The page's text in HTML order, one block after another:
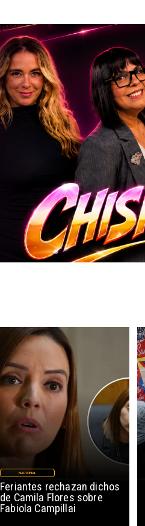
Feriantes rechazan dichos
de Camila Flores sobre
Fabiola Campillai
NACIONAL